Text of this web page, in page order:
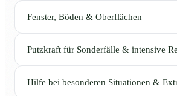
Fenster, Böden & Oberflächen
Putzkraft für Sonderfälle & intensive
Hilfe bei besonderen Situationen &